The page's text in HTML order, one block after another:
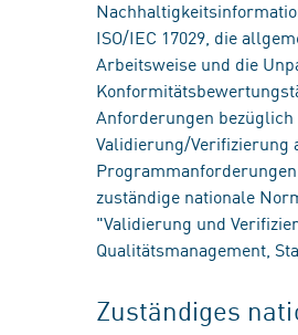
ISO/IEC 17029, die
Arbeitsweise und die
Anforderungen bezüglich
Validierung/Verifizierung
zuständige nationale
"Validierung und
Qualitätsmanagement,
Zuständiges